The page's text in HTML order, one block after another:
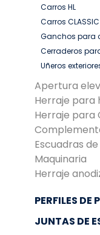
Carros HL
Carros
Ganchos para
Cerraderos
Uñeros
Apertura
Herraje para
Herraje para
Escuadras
Maquinaria
Herraje
PERFILES DE
JUNTAS DE